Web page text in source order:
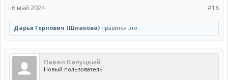
#18
6 май 2024
Дарья Гернович (Шпакова) нравится это.
Павел Капуцкий
Новый пользователь